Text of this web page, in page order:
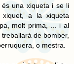
una xiqueta i se li
a la xiqueta
molt prima, ... i al
de bomber,
o mestra.